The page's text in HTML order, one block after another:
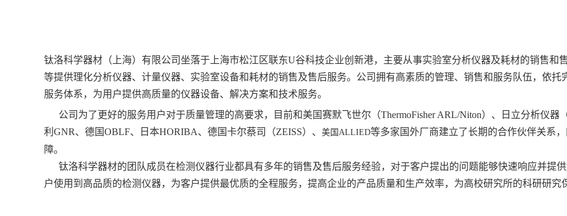
钛洛科学器材（上海）有限公司坐落于上海市松江区联东U谷科技企业创新港，主要从事实验室分析仪器及耗材的销售和
等提供理化分析仪器、计量仪器、实验室设备和耗材的销售及售后服务。公司拥有高素质的管理、销售和服务队伍，依
服务体系，为用户提供高质量的仪器设备、解决方案和技术服务。
公司为了更好的服务用户对于质量管理的高要求，目前和美国赛默飞世尔（ThermoFisher ARL/Niton）、日立分析仪器
利GNR、德国OBLF、日本HORIBA、德国卡尔蔡司（ZEISS）、 美国ALLIED等多家国外厂商建立了长期的合作伙伴关系
障。
钛洛科学器材的团队成员在检测仪器行业都具有多年的销售及售后服务经验，对于客户提出的问题能够快速响应并提
户使用到高品质的检测仪器，为客户提供最优质的全程服务，提高企业的产品质量和生产效率，为高校研究所的科研研究